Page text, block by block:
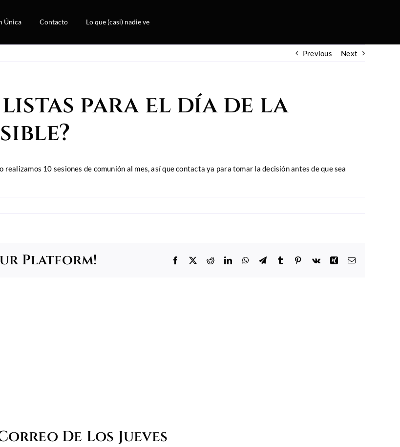
Única Contacto Lo que (casi) nadie ve
Previous Next
para el día de la
10 sesiones de comunión al mes, así que contacta ya para tomar la decisión antes de que sea
Platform! Facebook RedditLinkedInWhatsApp
TelegramTumblr Pinterest
Vk Xing Email
De Los Jueves